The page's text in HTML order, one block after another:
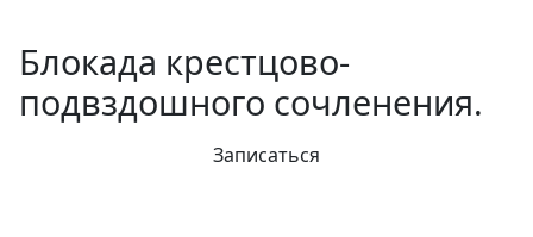
Блокада крестцово-
подвздошного сочленения.
Записаться